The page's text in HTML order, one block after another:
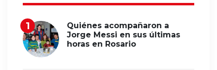
Quiénes acompañaron a
Jorge Messi en sus últimas
horas en Rosario